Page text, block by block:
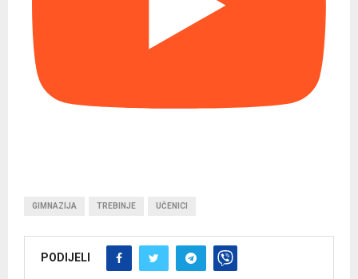
GIMNAZIJA TREBINJE UČENICI
PODIJELI